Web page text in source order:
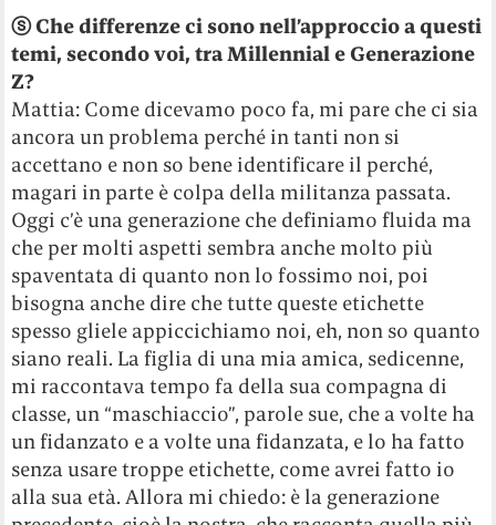
ⓢ Che differenze ci sono nell’approccio a questi
temi, secondo voi, tra Millennial e Generazione
Z?
Mattia: Come dicevamo poco fa, mi pare che ci sia
ancora un problema perché in tanti non si
accettano e non so bene identificare il perché,
magari in parte è colpa della militanza passata.
Oggi c’è una generazione che definiamo fluida ma
che per molti aspetti sembra anche molto più
spaventata di quanto non lo fossimo noi, poi
bisogna anche dire che tutte queste etichette
spesso gliele appiccichiamo noi, eh, non so quanto
siano reali. La figlia di una mia amica, sedicenne,
mi raccontava tempo fa della sua compagna di
classe, un “maschiaccio”, parole sue, che a volte ha
un fidanzato e a volte una fidanzata, e lo ha fatto
senza usare troppe etichette, come avrei fatto io
alla sua età. Allora mi chiedo: è la generazione